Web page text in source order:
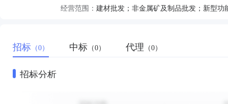
经营范围：
招标 （0） 中标 （0） 代理 （0）
招标分析